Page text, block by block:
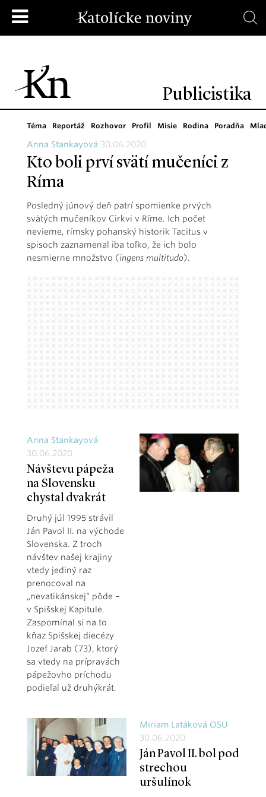
Publicistika
Téma Reportáž Rozhovor Profil Misie Rodina Poradňa
Anna Stankayová 30.06.2020
Kto boli prví svätí mučeníci z
Ríma
Posledný júnový deň patrí spomienke prvých
svätých mučeníkov Cirkvi v Ríme. Ich počet
nevieme, rímsky pohanský historik Tacitus v
spisoch zaznamenal iba toľko, že ich bolo
nesmierne množstvo (ingens multitudo).
Anna Stankayová
30.06.2020
Návštevu pápeža
na Slovensku
chystal dvakrát
Druhý júl 1995 strávil
Ján Pavol II. na východe
Slovenska. Z troch
návštev našej krajiny
vtedy jediný raz
prenocoval na
„nevatikánskej“ pôde –
v Spišskej Kapitule.
Zaspomínal si na to
kňaz Spišskej diecézy
Jozef Jarab (73), ktorý
sa vtedy na prípravách
pápežovho príchodu
podieľal už druhýkrát.
Miriam Latáková OSU
30.06.2020
Ján Pavol II. bol pod
strechou
uršulínok